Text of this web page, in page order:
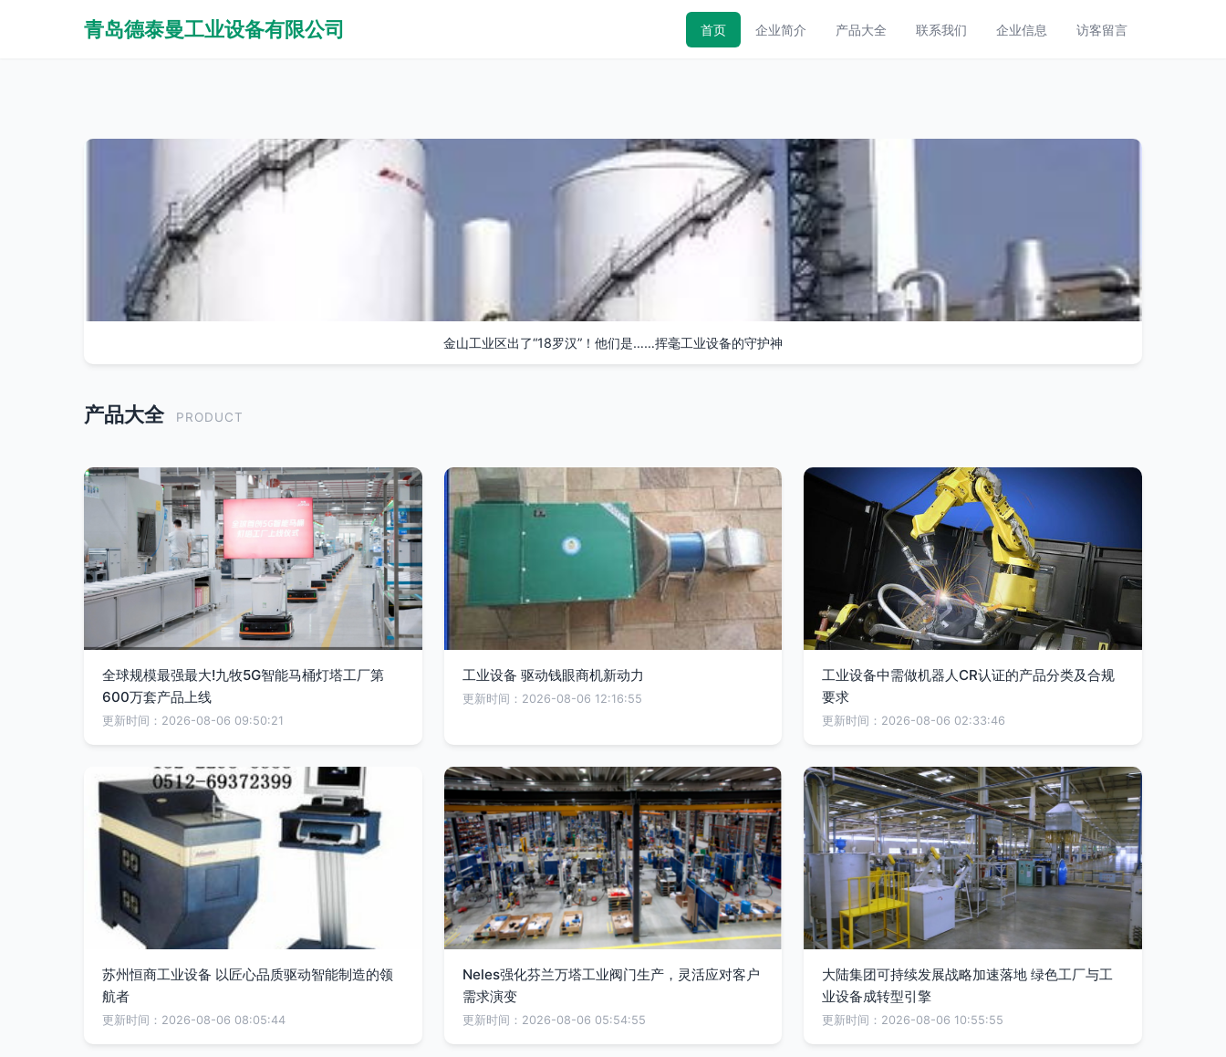
青岛德泰曼工业设备有限公司 首页 企业简介 产品大全 联系我们 企业信息 访客留言
金山工业区出了“18罗汉”！他们是……挥毫工业设备的守护神
产品大全 PRODUCT
全球规模最强最大!九牧5G智能马桶灯塔工厂第
600万套产品上线
更新时间：2026-08-06 09:50:21
工业设备 驱动钱眼商机新动力
更新时间：2026-08-06 12:16:55
工业设备中需做机器人CR认证的产品分类及合规
要求
更新时间：2026-08-06 02:33:46
苏州恒商工业设备 以匠心品质驱动智能制造的领
航者
更新时间：2026-08-06 08:05:44
Neles强化芬兰万塔工业阀门生产，灵活应对客户
需求演变
更新时间：2026-08-06 05:54:55
大陆集团可持续发展战略加速落地 绿色工厂与工
业设备成转型引擎
更新时间：2026-08-06 10:55:55